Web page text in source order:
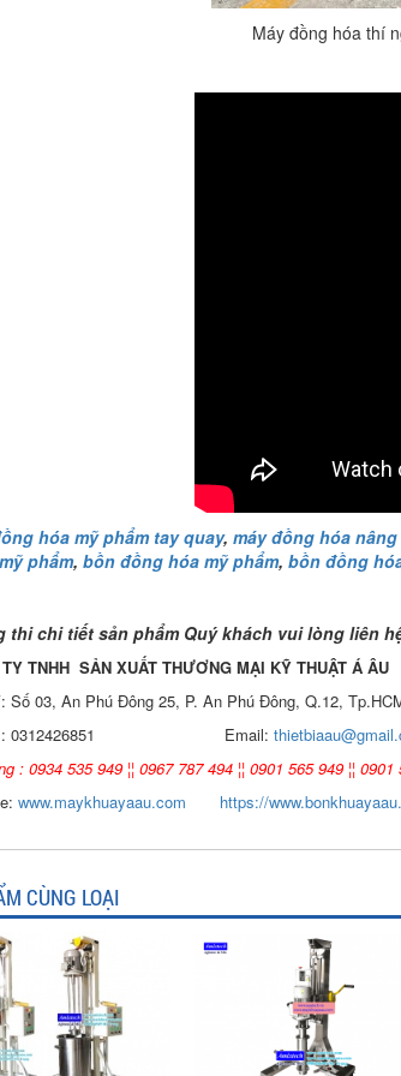
Máy đồng hóa thí
hóa mỹ phẩm tay quay, máy đồng hóa
phẩm, bồn đồng hóa mỹ phẩm, bồn đồng
thi chi tiết sản phẩm Quý khách vui lòng liên
TNHH SẢN XUẤT THƯƠNG MẠI KỸ THUẬT Á ÂU
Số 03, An Phú Đông 25, P. An Phú Đông, Q.12,
: 0312426851 Email:
: 0934 535 949 ¦¦ 0967 787 494 ¦¦ 0901 565 949 ¦¦
www.maykhuayaau.com https://
CÙNG LOẠI
Khám phá cách máy trộn sơn
công nghiệp giúp doanh
nghiệp tiết kiệm nguyên liệu,
nhân công và chi phí vận
hành. Giải...
KHI LỰA CHỌN MÁY KHUẤY TRỘN
HÓA CHẤT CHO NHÀ MÁY
Khám phá những tiêu chí quan
chọn máy khuấy trộn hóa chất
phù hợp. Từ máy khuấy hóa...
NHỮNG YẾU TỐ QUYẾT ĐỊNH KHI
CHỌN BỒN KHUẤY SƠN: VẬT
LIỆU, DUNG TÍCH VÀ CÔNG SUẤT
khuấy. Giải pháp tối...
BỒN KHUẤY TRỘN CHẤT LỎNG
CHO NGÀNH HÓA CHẤT: NHỮNG
YẾU TỐ QUYẾT ĐỊNH CHẤT
LƯỢNG SẢN PHẨM CUỐI CÙNG
Khám phá những yếu tố quan